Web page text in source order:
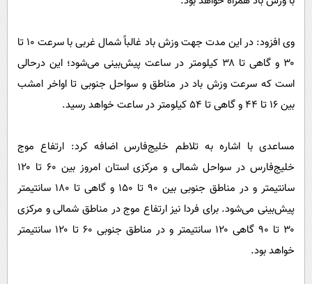
وی افزود: در این مدت جهت وزش باد غالباً شمال غربی با سرعت ۱۰ تا
۳۰ و گاهی تا ۳۸ کیلومتر در ساعت پیش‌بینی می‌شود؛ این درحالی
است که سرعت وزش باد در مناطق و سواحل جنوبی تا اواخر امشب
بین ۱۶ تا ۴۴ و گاهی تا ۵۴ کیلومتر در ساعت خواهد رسید.
مساعدی با اشاره به تلاطم خلیج‌فارس اضافه کرد: ارتفاع موج
خلیج‌فارس در سواحل شمالی و مرکزی استان امروز بین ۶۰ تا ۱۲۰
سانتیمتر و در مناطق جنوبی بین ۹۰ تا ۱۵۰ و گاهی تا ۱۸۰ سانتیمتر
پیش‌بینی می‌شود. برای فردا نیز ارتفاع موج در مناطق شمالی و مرکزی
۳۰ تا ۹۰ گاهی ۱۲۰ سانتیمتر و در مناطق جنوبی ۶۰ تا ۱۲۰ سانتیمتر
خواهد بود.